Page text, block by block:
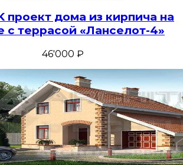
проект дома из кирпича на
с террасой «Ланселот-4»
46'000 ₽